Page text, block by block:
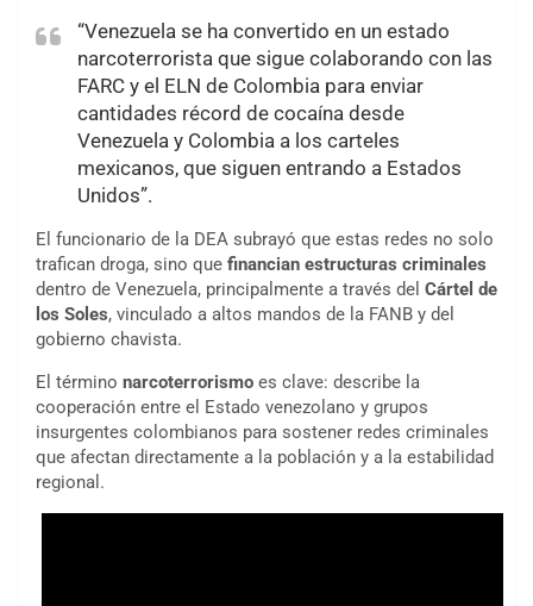
“Venezuela se ha convertido en un estado
narcoterrorista que sigue colaborando con las
FARC y el ELN de Colombia para enviar
cantidades récord de cocaína desde
Venezuela y Colombia a los carteles
mexicanos, que siguen entrando a Estados
Unidos”.
El funcionario de la DEA subrayó que estas redes no solo
trafican droga, sino que financian estructuras criminales
dentro de Venezuela, principalmente a través del Cártel de
los Soles, vinculado a altos mandos de la FANB y del
gobierno chavista.
El término narcoterrorismo es clave: describe la
cooperación entre el Estado venezolano y grupos
insurgentes colombianos para sostener redes criminales
que afectan directamente a la población y a la estabilidad
regional.